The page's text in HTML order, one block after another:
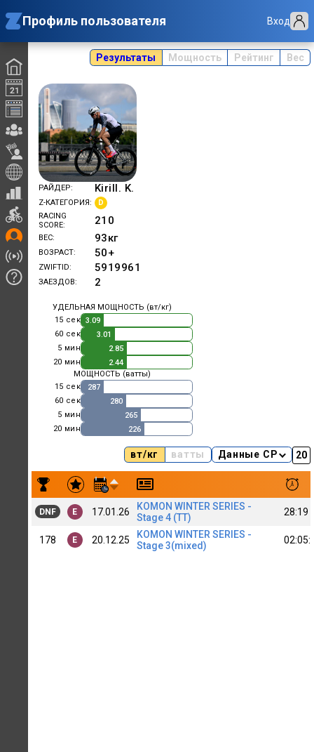
Профиль пользователя Вход
Результаты Мощность Рейтинг Вес
РАЙДЕР Kirill. K.
Z-КАТЕГОРИЯ
D
RACING
SCORE
210
ВЕС 93кг
ВОЗРАСТ 50+
ZWIFTID 5919961
ЗАЕЗДОВ 2
УДЕЛЬНАЯ МОЩНОСТЬ (вт/кг)
15 сек 3.09
60 сек
3.01
5 мин
2.85
20 мин
2.44
МОЩНОСТЬ (ватты)
15 сек
287
60 сек
280
5 мин
265
20 мин
226
вт/кг ватты Данные CP
Результаты заездов Kirill. K.
DNF E 17.01.26
KOMON WINTER SERIES -
Stage 4 (TT)
28:19
178 E 20.12.25
KOMON WINTER SERIES -
Stage 3(mixed)